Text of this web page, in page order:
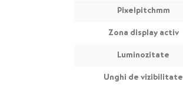
Pixelpitchmm
Zona display activ
Luminozitate
Unghi de vizibilitate